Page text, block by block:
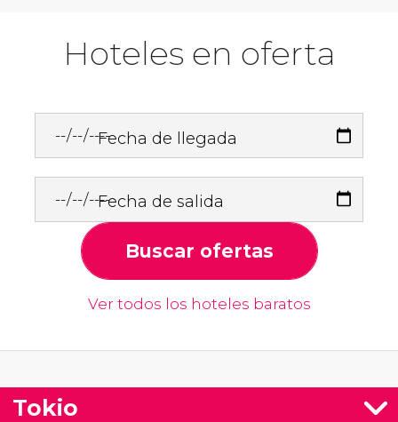
Hoteles en oferta
Fecha de llegada
Fecha de salida
Buscar ofertas
Ver todos los hoteles baratos
Tokio